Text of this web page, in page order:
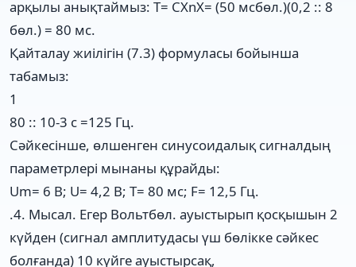
арқылы анықтаймыз: T= CXnX= (50 мсбөл.)(0,2 :: 8
бөл.) = 80 мс.
Қайталау жиілігін (7.3) формуласы бойынша
табамыз:
1
80 :: 10-3 с =125 Гц.
Сәйкесінше, өлшенген синусоидалық сигналдың
параметрлері мынаны құрайды:
Um= 6 В; U= 4,2 В; T= 80 мс; F= 12,5 Гц.
.4. Мысал. Егер Вольтбөл. ауыстырып қосқышын 2
күйден (сигнал амплитудасы үш бөлікке сәйкес
болғанда) 10 күйге ауыстырсақ,